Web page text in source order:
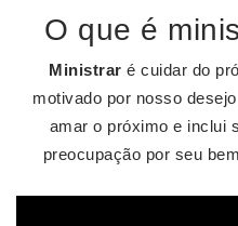
O que é
Ministrar é cuidar do
motivado por nosso
amar o próximo e inclui
preocupação por seu